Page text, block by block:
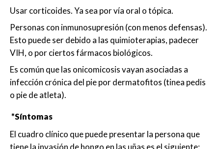
Usar corticoides. Ya sea por vía oral o tópica.
Personas con inmunosupresión (con menos defensas).
Esto puede ser debido a las quimioterapias, padecer
VIH, o por ciertos fármacos biológicos.
Es común que las onicomicosis vayan asociadas a
infección crónica del pie por dermatofitos (tinea pedis
o pie de atleta).
*Síntomas
El cuadro clínico que puede presentar la persona que
tiene la invasión de hongo en las uñas es el siguiente: